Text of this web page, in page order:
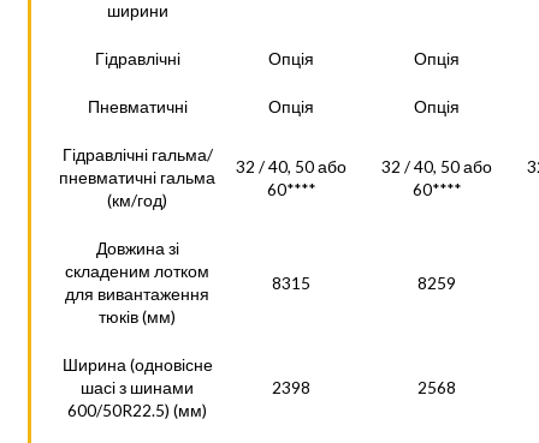
ширини
Гідравлічні Опція Опція
Пневматичні Опція Опція
Гідравлічні гальма/
пневматичні гальма
(км/год)
32 / 40, 50 або
60****
32 / 40, 50 або
60****
Довжина зі
складеним лотком
для вивантаження
тюків (мм)
8315 8259
Ширина (одновісне
шасі з шинами
600/50R22.5) (мм)
2398 2568